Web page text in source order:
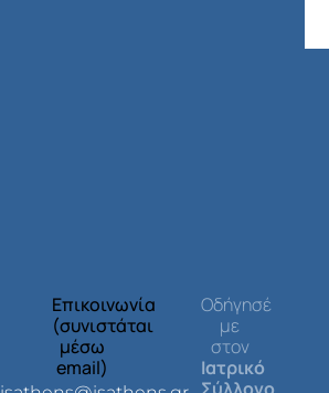
Επικοινωνία
(συνιστάται
μέσω
email)
Οδήγησέ
με
στον
Ιατρικό